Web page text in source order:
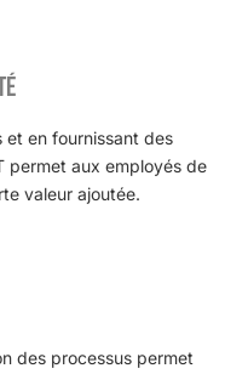
et en fournissant des
permet aux employés de
valeur ajoutée.
des processus permet